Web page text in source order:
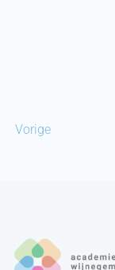
Vorige